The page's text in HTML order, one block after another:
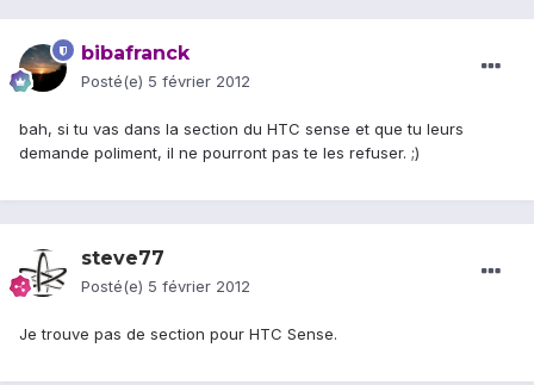
bibafranck
Posté(e) 5 février 2012
bah, si tu vas dans la section du HTC sense et que tu leurs
demande poliment, il ne pourront pas te les refuser. ;)
steve77
Posté(e) 5 février 2012
Je trouve pas de section pour HTC Sense.